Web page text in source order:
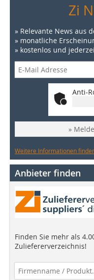
Zi
» Relevante News aus
» monatliche
» kostenlos und
Anti-
»
Weitere Informationen
Anbieter finden
Finden Sie mehr als
Zuliefererverzeichnis!